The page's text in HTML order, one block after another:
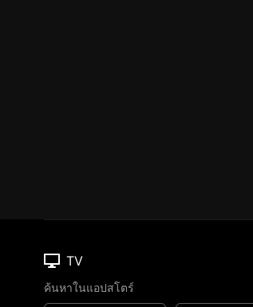
TV
ค้นหาในแอปสโตร์